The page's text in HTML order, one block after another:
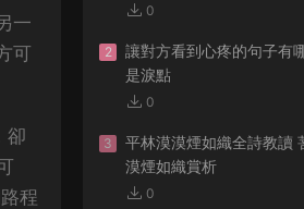
一
可
卻
程
0
2
讓對方看到心疼的句子有
是淚點
0
3
平林漠漠煙如織全詩教讀
漠煙如織賞析
0